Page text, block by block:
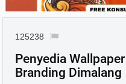
125238
Penyedia
Branding Dimalang